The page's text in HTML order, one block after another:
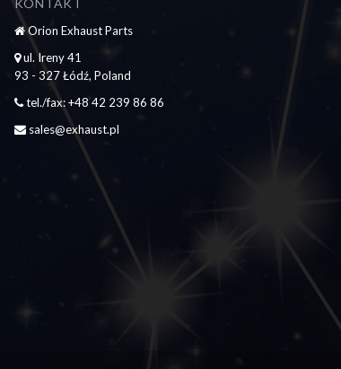
KONTAKT
Orion Exhaust Parts
ul. Ireny 41
93 - 327 Łódź, Poland
tel./fax: +48 42 239 86 86
sales@exhaust.pl